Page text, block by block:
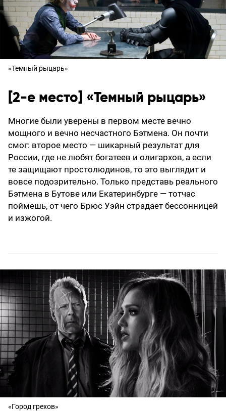
«Темный рыцарь»
[2-е место] «Темный рыцарь»
Многие были уверены в первом месте вечно
мощного и вечно несчастного Бэтмена. Он почти
смог: второе место — шикарный результат для
России, где не любят богатеев и олигархов, а если
те защищают простолюдинов, то это выглядит и
вовсе подозрительно. Только представь реального
Бэтмена в Бутове или Екатеринбурге — тотчас
поймешь, от чего Брюс Уэйн страдает бессонницей
и изжогой.
«Город грехов»